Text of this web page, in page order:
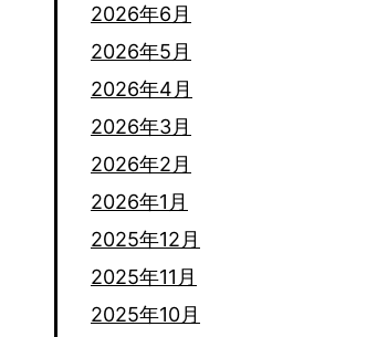
2026年6月
2026年5月
2026年4月
2026年3月
2026年2月
2026年1月
2025年12月
2025年11月
2025年10月